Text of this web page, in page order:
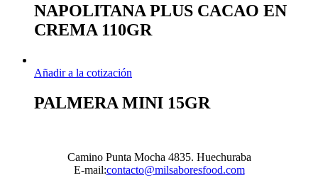
NAPOLITANA PLUS CACAO EN
CREMA 110GR
Añadir a la cotización
PALMERA MINI 15GR
Camino Punta Mocha 4835. Huechuraba
E-mail:contacto@milsaboresfood.com